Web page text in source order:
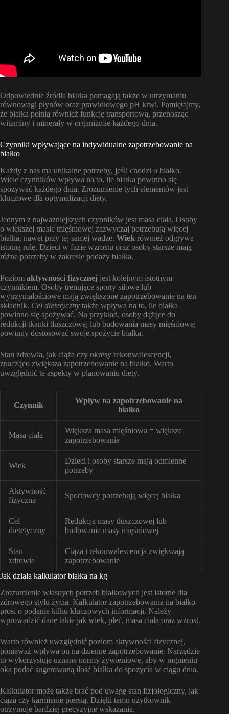
Odpowiednie źródła białka pomagają także w utrzymaniu
równowagi płynów oraz prawidłowego pH krwi. Pamiętajmy,
że białka pełnią również funkcję transportową, przenosząc
witaminy i minerały w organizmie każdego dnia.
Czynniki wpływające na indywidualne zapotrzebowanie na
białko
Każdy z nas ma unikalne potrzeby, jeśli chodzi o białko.
Wiele czynników wpływa na to, ile białka powinno się
spożywać każdego dnia. Zrozumienie tych elementów jest
kluczowe dla optymalizacji diety.
Jednym z najważniejszych czynników jest masa ciała. Osoby
o większej masie mięśniowej zazwyczaj potrzebują więcej
białka, nawet przy tej samej wadze. Wiek również odgrywa
istotną rolę. Dzieci w fazie wzrostu oraz osoby starsze mają
różne potrzeby w zakresie podaży białka.
Poziom aktywności fizycznej jest kolejnym istotnym
czynnikiem. Osoby trenujące sporty siłowe lub
wytrzymałościowe mają zwiększone zapotrzebowanie na ten
składnik. Cel dietetyczny także wpływa na to, ile białka
powinno się spożywać. Na przykład, osoby dążące do
redukcji tkanki tłuszczowej lub budowania masy mięśniowej
powinny dostosować swoje spożycie białka.
Stan zdrowia, jak ciąża czy okresy rekonwalescencji,
znacząco zwiększa zapotrzebowanie na białko. Warto
uwzględnić te aspekty w planowaniu diety.
Czynnik
Wpływ na zapotrzebowanie na
białko
Masa ciała
Większa masa mięśniowa = większe
zapotrzebowanie
Wiek
Dzieci i osoby starsze mają odmienne
potrzeby
Aktywność
fizyczna
Sportowcy potrzebują więcej białka
Cel
dietetyczny
Redukcja masy tłuszczowej lub
budowanie masy mięśniowej
Stan
zdrowia
Ciąża i rekonwalescencja zwiększają
zapotrzebowanie
Jak działa kalkulator białka na kg
Zrozumienie własnych potrzeb białkowych jest istotne dla
zdrowego stylu życia. Kalkulator zapotrzebowania na białko
prosi o podanie kilku kluczowych informacji. Należy
wprowadzić dane takie jak wiek, płeć, masa ciała oraz wzrost.
Warto również uwzględnić poziom aktywności fizycznej,
ponieważ wpływa on na dzienne zapotrzebowanie. Narzędzie
to wykorzystuje uznane normy żywieniowe, aby w mgnieniu
oka podać sugerowaną ilość białka do spożycia w ciągu dnia.
Kalkulator może także brać pod uwagę stan fizjologiczny, jak
ciąża czy karmienie piersią. Dzięki temu użytkownik
otrzymuje bardziej precyzyjne wskazania.